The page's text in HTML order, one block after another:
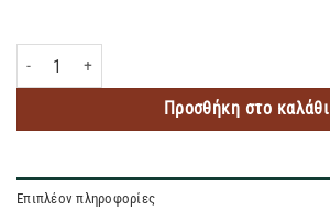
CANDEREL SUGARLY ΥΓΡΟ 205ML ποσότητα
Προσθήκη στο καλάθι
Επιπλέον πληροφορίες